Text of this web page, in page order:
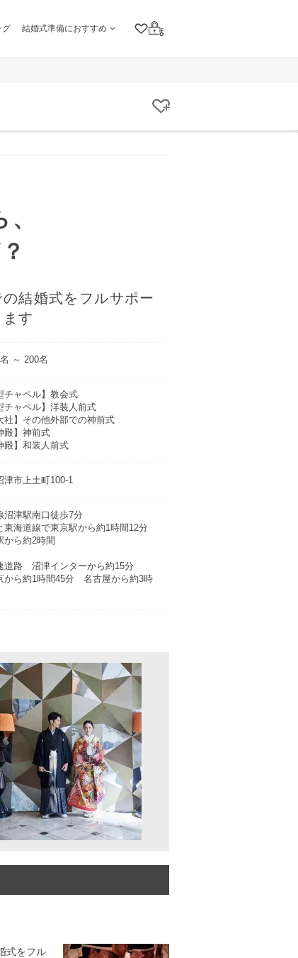
グ 結婚式準備におすすめ
クリップリスト
ログイン
クリップする
の結婚式をフルサポー
す
～ 200名
チャペル】教会式
チャペル】洋装人前式
社】その他外部での神前式
殿】神前式
殿】和装人前式
津市上土町100-1
沼津駅南口徒歩7分
東海道線で東京駅から約1時間12分
から約2時間
道路 沼津インターから約15分
から約1時間45分 名古屋から約3時
式をフル